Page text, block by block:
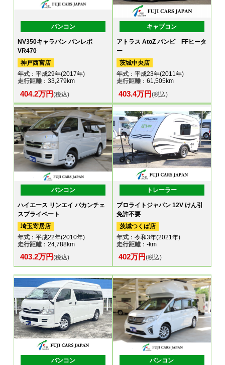
バンコン
NV350キャラバン バンレボ
VR470
神戸西宮店
年式 ：平成29年(2017年)
走行距離：33,279km
404.2万円(税込)
キャブコン
アトラス AtoZ バンビ FFヒータ
ー
茨城中央店
年式：平成23年(2011年)
走行距離：61,505km
403.4万円(税込)
バンコン
ハイエース リンエイ バカンチェ
スプライベート
埼玉寄居店
年式 ：平成22年(2010年)
走行距離：24,788km
403.2万円(税込)
トレーラー
プロライトジャパン 12V けん引
免許不要
茨城つくば店
年式：令和3年(2021年)
走行距離：-km
402万円(税込)
バンコン バンコン